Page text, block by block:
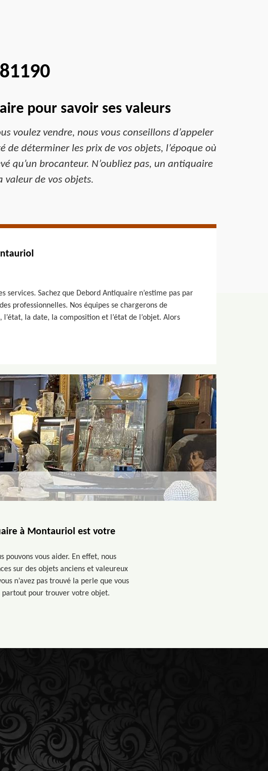
pour savoir ses valeurs
voulez vendre, nous vous conseillons d’appeler
déterminer les prix de vos objets, l’époque où
qu’un brocanteur. N’oubliez pas, un antiquaire
de vos objets.
services. Sachez que Debord Antiquaire n’estime pas par
professionnelles. Nos équipes se chargerons de
la date, la composition et l’état de l’objet. Alors
à Montauriol est votre
pouvons vous aider. En effet, nous
sur des objets anciens et valeureux
n’avez pas trouvé la perle que vous
partout pour trouver votre objet.